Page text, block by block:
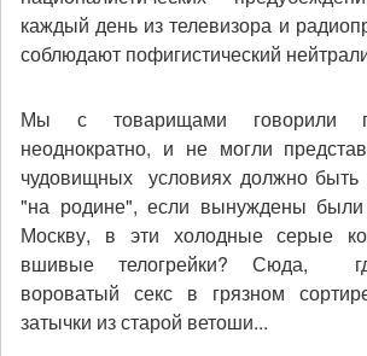
каждый день из телевизора и
соблюдают пофигистический
Мы с товарищами говорили
неоднократно, и не могли
чудовищных условиях должно
"на родине", если вынуждены
Москву, в эти холодные серые
вшивые телогрейки? Сюда,
вороватый секс в грязном
затычки из старой ветоши...